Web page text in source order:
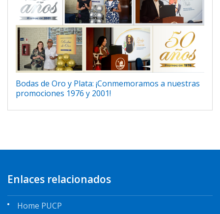
Bodas de Oro y Plata: ¡Conmemoramos a nuestras
promociones 1976 y 2001!
Enlaces relacionados
Home PUCP